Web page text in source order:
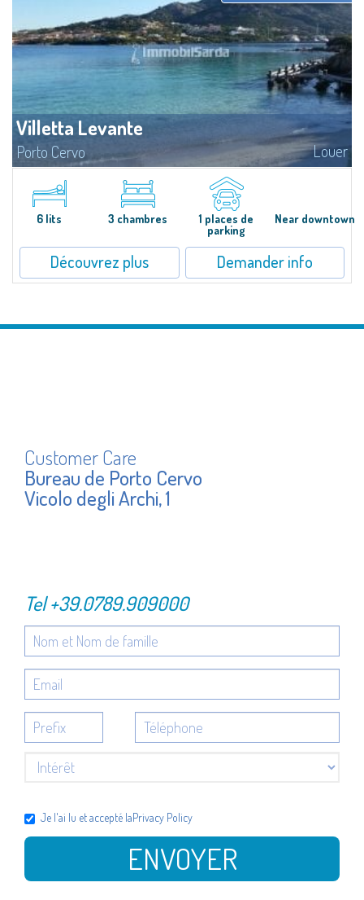
Villetta Levante
Porto Cervo Louer
​Charmante maison mitoyenne à louer dans la résidence "Dolce Sposa" à
Porto Cervo Marina. Elle se compose d'un séjour avec un coin repas,
cuisine, deux chambres doubles et deux salles de bain.Un petit jardin très...
6 lits 3 chambres
1 places de
parking
Near downtown
Découvrez plus Demander info
Customer Care
Bureau de Porto Cervo
Vicolo degli Archi, 1
Tel+39.0789.909000
Je l'ai lu et accepté laPrivacy Policy
ENVOYER